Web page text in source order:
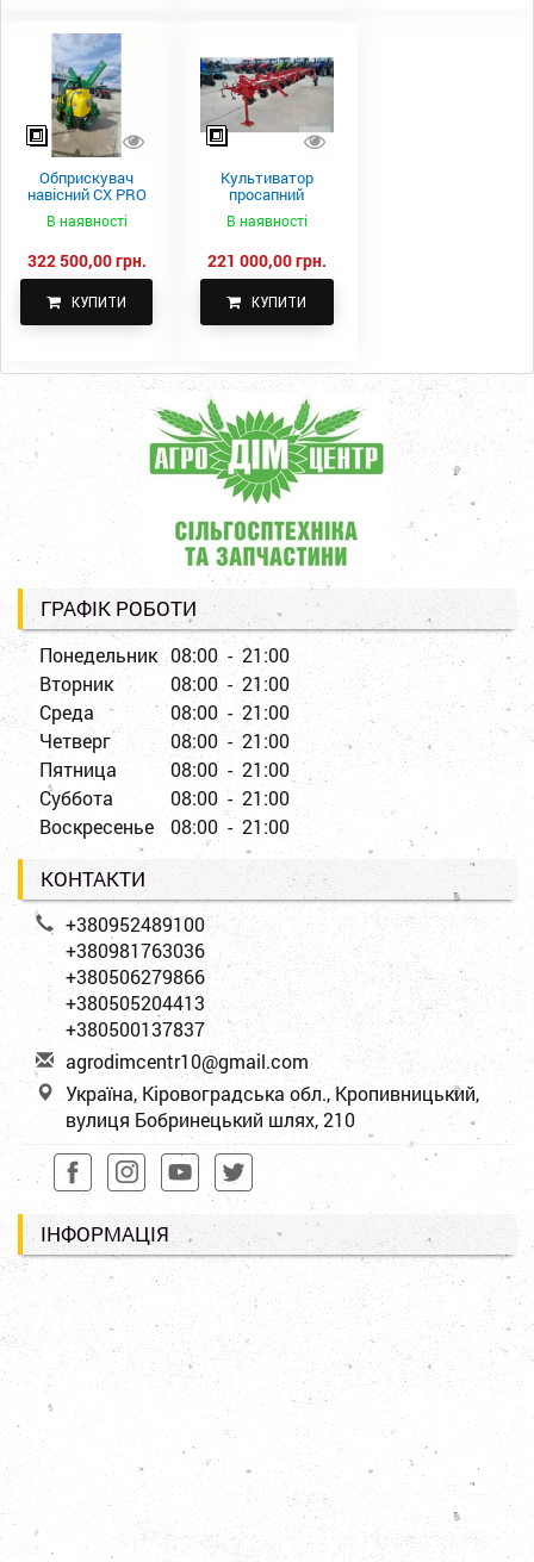
Обприскувач
навісний CX PRO
В наявності
322 500,00 грн.
КУПИТИ
Культиватор
просапний
КПН-5,6-05
В наявності
221 000,00 грн.
КУПИТИ
ГРАФІК РОБОТИ
Понедельник 08:00 - 21:00
Вторник
08:00 - 21:00
Среда
08:00 - 21:00
Четверг
08:00 - 21:00
Пятница
08:00 - 21:00
Суббота
08:00 - 21:00
Воскресенье
08:00 - 21:00
КОНТАКТИ
+380952489100
+380981763036
+380506279866
+380505204413
+380500137837
agrodimcentr10@gmail.com
Україна, Кіровоградська обл., Кропивницький,
вулиця Бобринецький шлях, 210
ІНФОРМАЦІЯ